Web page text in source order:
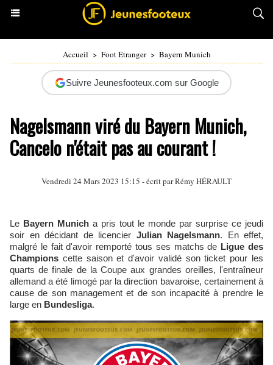
Accueil > Foot Etranger > Bayern Munich
Suivre Jeunesfooteux.com sur Google
Nagelsmann viré du Bayern Munich,
Cancelo n'était pas au courant !
Vendredi 24 Mars 2023 15:15 - écrit parRémy HÉRAULT
Le Bayern Munich a pris tout le monde par surprise ce jeudi
soir en décidant de licencier Julian Nagelsmann. En effet,
malgré le fait d'avoir remporté tous ses matchs de Ligue des
Champions cette saison et d'avoir validé son ticket pour les
quarts de finale de la Coupe aux grandes oreilles, l'entraîneur
allemand a été limogé par la direction bavaroise, certainement à
cause de son management et de son incapacité à prendre le
large en Bundesliga.